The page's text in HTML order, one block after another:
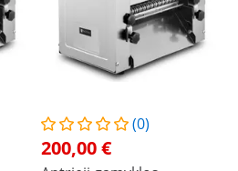
(0)
200,00 €